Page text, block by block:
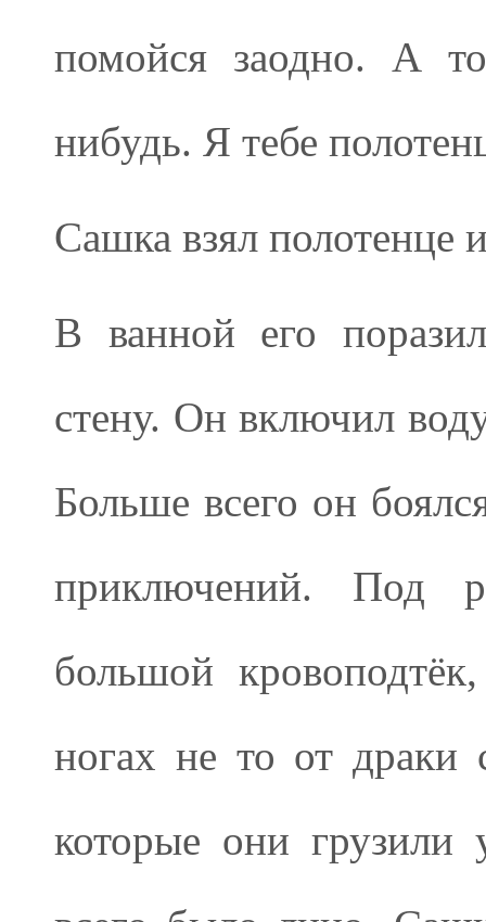
помойся заодно. А
нибудь. Я тебе
Сашка взял полотенце
В ванной его
стену. Он включил
Больше всего он
приключений. Под
большой
ногах не то от
которые они